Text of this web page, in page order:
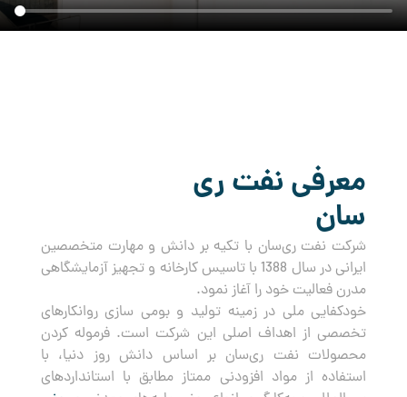
معرفی نفت ری
سان
شرکت نفت ری‌سان با تکیه بر دانش و مهارت متخصصین
ایرانی در سال 1388 با تاسیس کارخانه و تجهیز آزمایشگاهی
مدرن فعالیت خود را آغاز نمود.
خودکفایی ملی در زمینه تولید و بومی سازی روانکارهای
تخصصی از اهداف اصلی این شرکت است. فرموله کردن
محصولات نفت ری‌سان بر اساس دانش روز دنیا، با
استفاده از مواد افزودنی ممتاز مطابق با استانداردهای